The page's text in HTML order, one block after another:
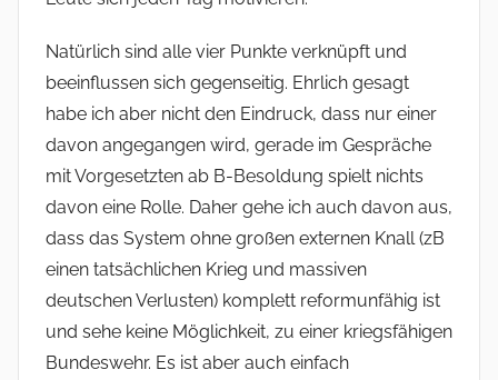
Natürlich sind alle vier Punkte verknüpft und
beeinflussen sich gegenseitig. Ehrlich gesagt
habe ich aber nicht den Eindruck, dass nur einer
davon angegangen wird, gerade im Gespräche
mit Vorgesetzten ab B-Besoldung spielt nichts
davon eine Rolle. Daher gehe ich auch davon aus,
dass das System ohne großen externen Knall (zB
einen tatsächlichen Krieg und massiven
deutschen Verlusten) komplett reformunfähig ist
und sehe keine Möglichkeit, zu einer kriegsfähigen
Bundeswehr. Es ist aber auch einfach